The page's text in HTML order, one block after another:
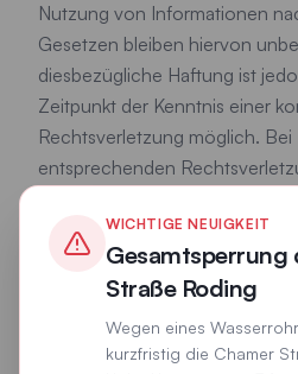
Nutzung von Informationen
Gesetzen bleiben hiervon
diesbezügliche Haftung ist
Zeitpunkt der Kenntnis einer
Rechtsverletzung möglich.
entsprechenden
Haftung für Links
Unser Angebot enthält Links
Dritter, auf deren Inhalte wir
WICHTIGE NEUIGKEIT
Gesamtsperrung
Straße Roding
Wegen eines
kurzfristig die Chamer